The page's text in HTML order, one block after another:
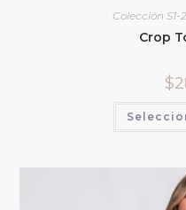
Colección S1-
Crop
$